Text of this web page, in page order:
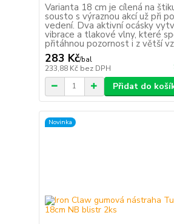
Varianta 18 cm je cílená na
sousto s výraznou akcí už při
vedení. Dva aktivní ocásky
vibrace a tlakové vlny, které
přitáhnou pozornost i z větší
283 Kč/bal
233,88 Kč bez DPH
Přidat do
Novinka